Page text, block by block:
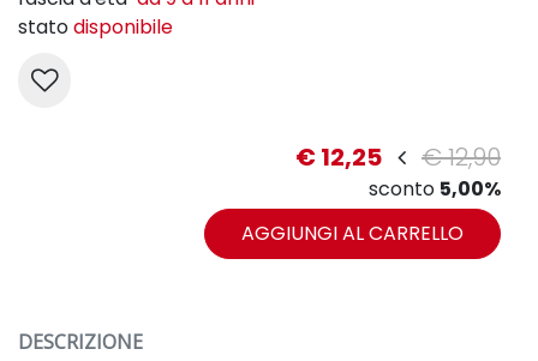
statodisponibile
€ 12,25 € 12,90
sconto 5,00%
AGGIUNGI AL CARRELLO
DESCRIZIONE